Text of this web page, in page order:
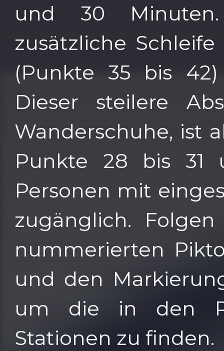
und 30
zusätzliche
(Punkte 35 bis
Dieser steilere
Wanderschuhe, ist
Punkte 28 bis 31
Personen mit
zugänglich.
nummerierten
und den
um die in den
Stationen zu finden.